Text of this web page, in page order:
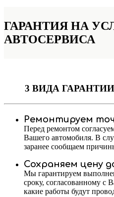
ГАРАНТИЯ НА
АВТОСЕРВИСА
3 ВИДА ГАРАНТИИ
Ремонтируем
Перед ремонтом
Вашего автомобиля. В
заранее сообщаем
Сохраняем цену
Мы гарантируем
сроку, согласованному с
какие работы будут